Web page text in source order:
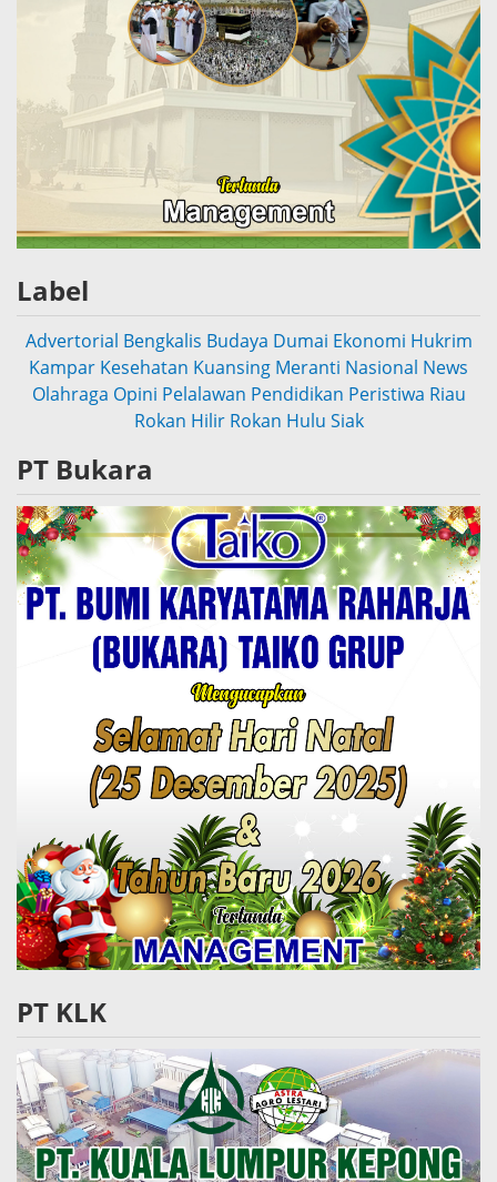
Label
Advertorial Bengkalis Budaya Dumai Ekonomi Hukrim
Kampar Kesehatan Kuansing Meranti Nasional News
Olahraga Opini Pelalawan Pendidikan Peristiwa Riau
Rokan Hilir Rokan Hulu Siak
PT Bukara
PT KLK